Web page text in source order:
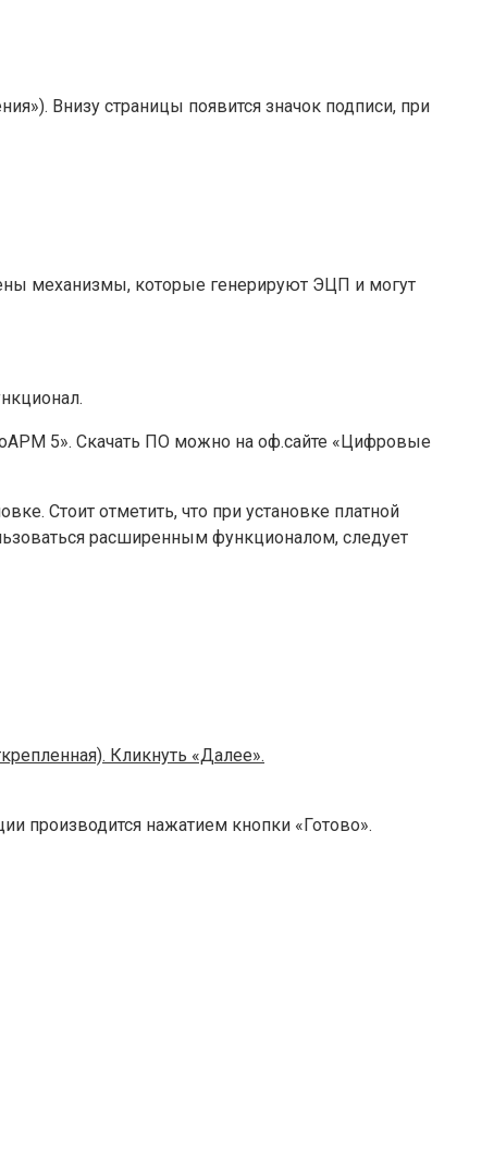
Внизу страницы появится значок подписи, при
механизмы, которые генерируют ЭЦП и могут
5». Скачать ПО можно на оф.сайте «Цифровые
Стоит отметить, что при установке платной
расширенным функционалом, следует
Кликнуть «Далее».
производится нажатием кнопки «Готово».